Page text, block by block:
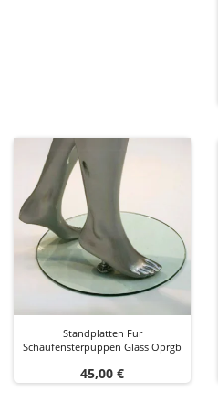
Standplatten Fur
Schaufensterpuppen Glass Oprgb
Preis
45,00 €